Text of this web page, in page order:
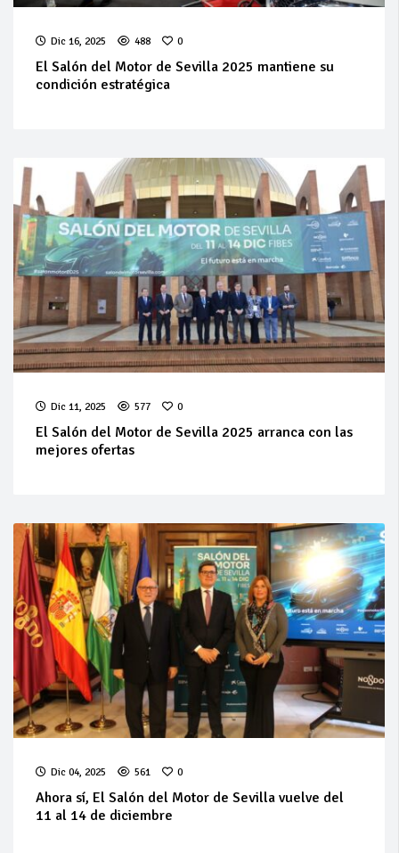
Dic 16, 2025 488 0
El Salón del Motor de Sevilla 2025 mantiene su
condición estratégica
Dic 11, 2025 577 0
El Salón del Motor de Sevilla 2025 arranca con las
mejores ofertas
Dic 04, 2025 561 0
Ahora sí, El Salón del Motor de Sevilla vuelve del
11 al 14 de diciembre